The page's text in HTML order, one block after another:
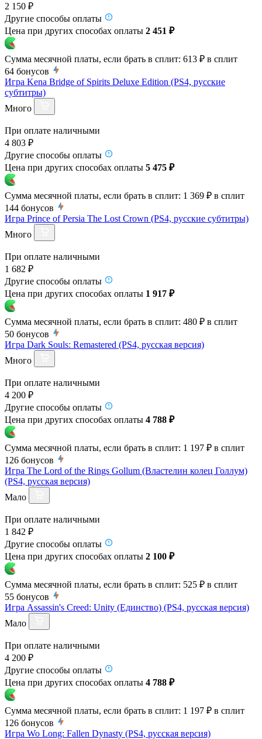
2 150 ₽
Другие способы оплаты
Цена при других способах оплаты 2 451 ₽
Сумма месячной платы, если брать в сплит: 613 ₽ в сплит
64 бонусов
Игра Kena Bridge of Spirits Deluxe Edition (PS4, русские
субтитры)
Много
При оплате наличными
4 803 ₽
Другие способы оплаты
Цена при других способах оплаты 5 475 ₽
Сумма месячной платы, если брать в сплит: 1 369 ₽ в сплит
144 бонусов
Игра Prince of Persia The Lost Crown (PS4, русские субтитры)
Много
При оплате наличными
1 682 ₽
Другие способы оплаты
Цена при других способах оплаты 1 917 ₽
Сумма месячной платы, если брать в сплит: 480 ₽ в сплит
50 бонусов
Игра Dark Souls: Remastered (PS4, русская версия)
Много
При оплате наличными
4 200 ₽
Другие способы оплаты
Цена при других способах оплаты 4 788 ₽
Сумма месячной платы, если брать в сплит: 1 197 ₽ в сплит
126 бонусов
Игра The Lord of the Rings Gollum (Властелин колец Голлум)
(PS4, русская версия)
Мало
При оплате наличными
1 842 ₽
Другие способы оплаты
Цена при других способах оплаты 2 100 ₽
Сумма месячной платы, если брать в сплит: 525 ₽ в сплит
55 бонусов
Игра Assassin's Creed: Unity (Единство) (PS4, русская версия)
Мало
При оплате наличными
4 200 ₽
Другие способы оплаты
Цена при других способах оплаты 4 788 ₽
Сумма месячной платы, если брать в сплит: 1 197 ₽ в сплит
126 бонусов
Игра Wo Long: Fallen Dynasty (PS4, русская версия)